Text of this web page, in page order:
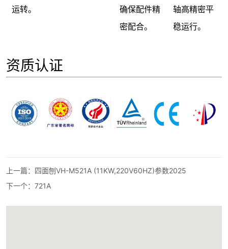
运转。
确保配件精
密配合。
轴高精密平
稳运行。
资质认证
上一篇： 四面刨VH-M521A (11KW,220V60HZ)参数2025
下一个：721A